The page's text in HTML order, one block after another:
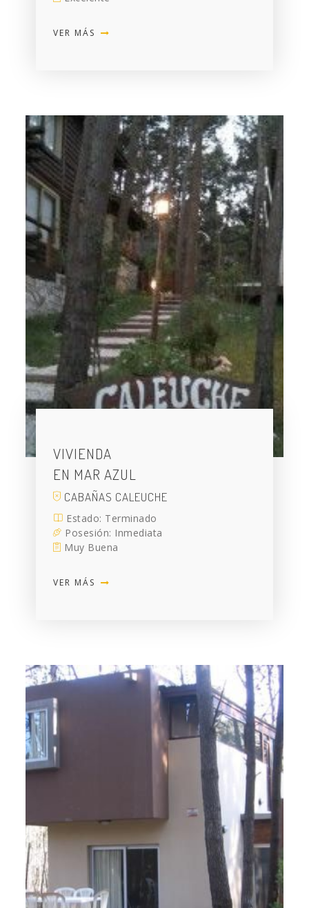
VER MÁS
VIVIENDA
EN MAR AZUL
CABAÑAS CALEUCHE
Estado: Terminado
Posesión: Inmediata
Muy Buena
VER MÁS